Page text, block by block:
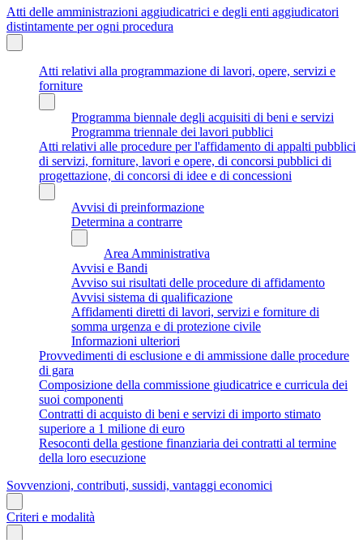
Atti delle amministrazioni aggiudicatrici e degli enti aggiudicatori
distintamente per ogni procedura
Atti relativi alla programmazione di lavori, opere, servizi e
forniture
Programma biennale degli acquisiti di beni e servizi
Programma triennale dei lavori pubblici
Atti relativi alle procedure per l'affidamento di appalti pubblici
di servizi, forniture, lavori e opere, di concorsi pubblici di
progettazione, di concorsi di idee e di concessioni
Avvisi di preinformazione
Determina a contrarre
Area Amministrativa
Avvisi e Bandi
Avviso sui risultati delle procedure di affidamento
Avvisi sistema di qualificazione
Affidamenti diretti di lavori, servizi e forniture di
somma urgenza e di protezione civile
Informazioni ulteriori
Provvedimenti di esclusione e di ammissione dalle procedure
di gara
Composizione della commissione giudicatrice e curricula dei
suoi componenti
Contratti di acquisto di beni e servizi di importo stimato
superiore a 1 milione di euro
Resoconti della gestione finanziaria dei contratti al termine
della loro esecuzione
Sovvenzioni, contributi, sussidi, vantaggi economici
Criteri e modalità